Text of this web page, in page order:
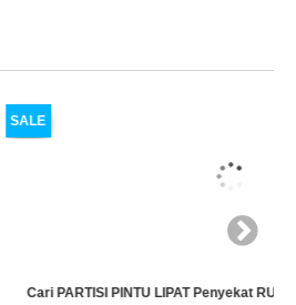
Penyekat RUANGAN, Untuk Ballroom,